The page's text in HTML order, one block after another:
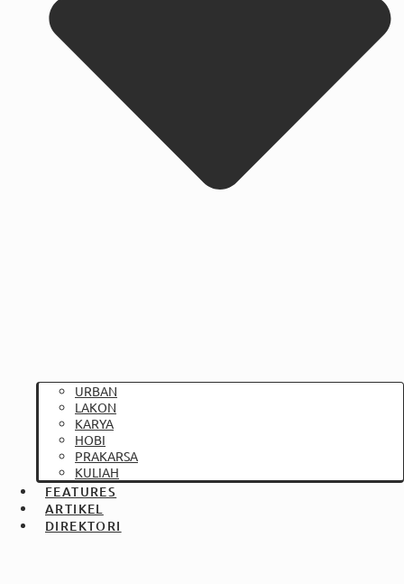
URBAN
LAKON
KARYA
HOBI
PRAKARSA
KULIAH
FEATURES
ARTIKEL
DIREKTORI